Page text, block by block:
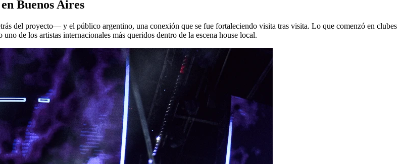
Buenos Aires
del proyecto— y el público argentino, una conexión que se fue fortaleciendo visita tras visita. Lo que comenzó en clubes
de los artistas internacionales más queridos dentro de la escena house local.